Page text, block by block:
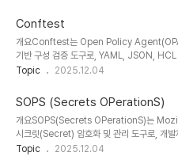
Conftest
개요Conftest는 Open Policy
기반 구성 검증 도구로, YAML, JSON, HCL
(Policy)으로 정의하여 자동 검증하는 오픈소
Docker, CI/CD 파이프라인 등에서 구성 오
감지하여 DevSecOps 환경을 강화한다.1.
는 Rego 정책 언어를 사용해 구성 파일을 분
스·운영 기준을 자동으로 검증하는 도구다. 개
책을 정의하여, 배포 전 구성의 적합성을 테스
Topic 2025.12.04
SOPS (Secrets OPerationS)
개요SOPS(Secrets OPerationS)는
시크릿(Secret) 암호화 및 관리 도구로, 개
ENV 등 설정 파일 내의 민감한 데이터를 안전
Topic 2025.12.04